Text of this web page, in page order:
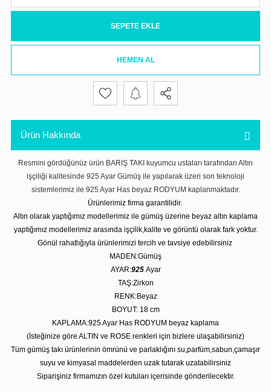
SEPETE EKLE
HEMEN AL
Ürün Hakkında
Resmini gördüğünüz ürün BARIŞ TAKI kuyumcu ustaları tarafından Altın
işçiliği kalitesinde 925 Ayar Gümüş ile yapılarak üzeri son teknoloji
sistemlerimiz ile 925 Ayar Has beyaz RODYUM kaplanmaktadır.
Ürünlerimiz firma garantilidir.
Altın olarak yaptığımız modellerimiz ile gümüş üzerine beyaz altın kaplama
yaptığımız modellerimiz arasında işçilik,kalite ve görüntü olarak fark yoktur.
Gönül rahatlığıyla ürünlerimizi tercih ve tavsiye edebilirsiniz
MADEN:Gümüş
AYAR:925 Ayar
TAŞ:Zirkon
RENK:Beyaz
BOYUT: 18 cm
KAPLAMA:925 Ayar Has RODYUM beyaz kaplama
(İsteğinize göre ALTIN ve ROSE renkleri için bizlere ulaşabilirsiniz)
Tüm gümüş takı ürünlerinin ömrünü ve parlaklığını su,parfüm,sabun,çamaşır
suyu ve kimyasal maddelerden uzak tutarak uzatabilirsiniz
Siparişiniz firmamızın özel kutuları içerisinde gönderilecektir.